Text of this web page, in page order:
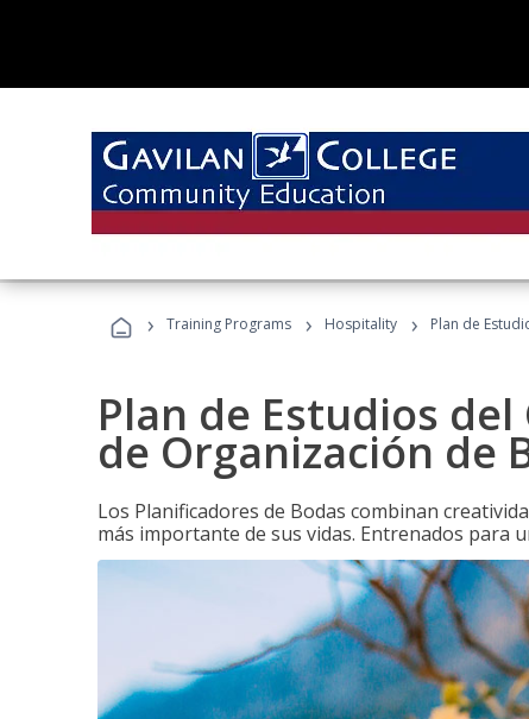
› Training Programs › Hospitality › Plan de
Plan de Estudios
de Organización de
Los Planificadores de Bodas combinan
más importante de sus vidas. Entrenados para